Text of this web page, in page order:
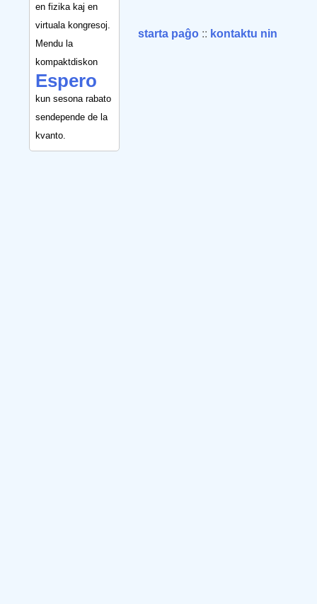
en fizika kaj en
virtuala kongresoj.
Mendu la
kompaktdiskon
Espero
kun sesona rabato
sendepende de la
kvanto.
starta paĝo :: kontaktu nin